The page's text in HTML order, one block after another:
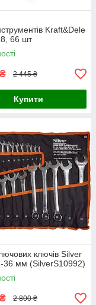
Kraft&Dele
66 шт
₴ 2 445 ₴
Купити
ключів Silver
36 мм (SilverS10992)
₴ 2 800 ₴